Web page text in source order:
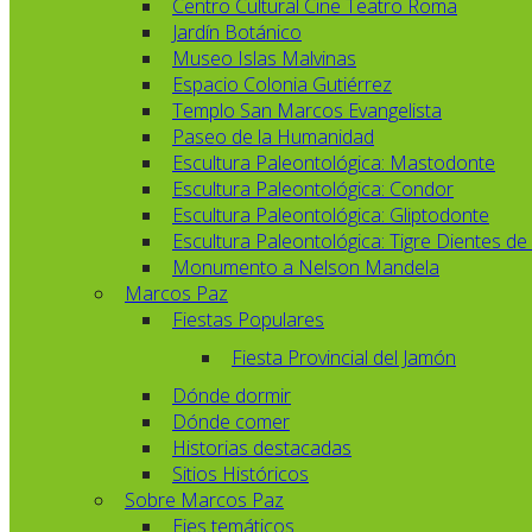
Centro Cultural Cine Teatro Roma
Jardín Botánico
Museo Islas Malvinas
Espacio Colonia Gutiérrez
Templo San Marcos Evangelista
Paseo de la Humanidad
Escultura Paleontológica: Mastodonte
Escultura Paleontológica: Condor
Escultura Paleontológica: Gliptodonte
Escultura Paleontológica: Tigre Dientes de
Monumento a Nelson Mandela
Marcos Paz
Fiestas Populares
Fiesta Provincial del Jamón
Dónde dormir
Dónde comer
Historias destacadas
Sitios Históricos
Sobre Marcos Paz
Ejes temáticos